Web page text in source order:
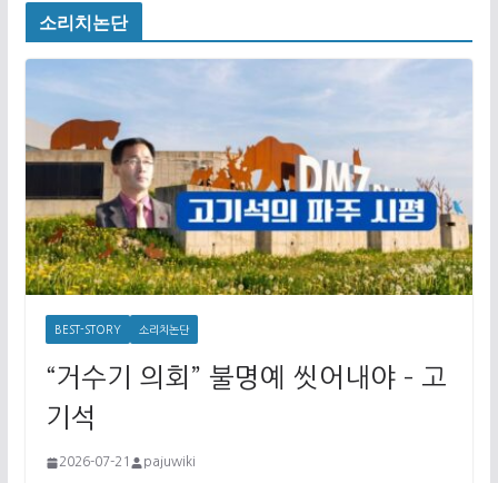
소리치논단
BEST-STORY 소리치논단
“거수기 의회” 불명예 씻어내야 – 고
기석
2026-07-21 pajuwiki